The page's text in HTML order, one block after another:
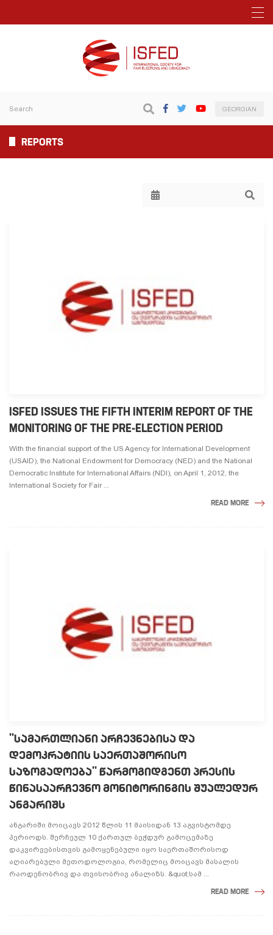
GEORGIAN
REPORTS
ISFED ISSUES THE FIFTH INTERIM REPORT OF THE
MONITORING OF THE PRE-ELECTION PERIOD
With the financial support of the US Agency for International Development
(USAID), the National Endowment for Democracy (NED) and the National
Democratic Institute for International Affairs (NDI), on April 1, 2012, the
International Society for Fair ...
READ MORE
"ᲡᲐᲛᲐᲠᲗᲚᲘᲐᲜᲘ ᲐᲠᲩᲔᲕᲜᲔᲑᲘᲡᲐ ᲓᲐ
ᲓᲔᲛᲝᲙᲠᲐᲢᲘᲘᲡ ᲡᲐᲔᲠᲗᲐᲨᲝᲠᲘᲡᲝ
ᲡᲐᲖᲝᲒᲐᲓᲝᲔᲑᲐ" ᲬᲐᲠᲛᲝᲒᲘᲓᲒᲔᲜᲗ ᲞᲠᲔᲡᲘᲡ
ᲬᲘᲜᲐᲡᲐᲐᲠᲩᲔᲕᲜᲝ ᲛᲝᲜᲘᲢᲝᲠᲘᲜᲒᲘᲡ ᲨᲣᲐᲚᲔᲓᲣᲠ
ᲐᲜᲒᲐᲠᲘᲨᲡ
ანგარიში მოიცავს 2012 წლის 11 მაისიდან 13 აგვისტომდე
პერიოდს. შერჩეულ 10 ქართულ ბეჭდურ გამოცემაზე
დაკვირვებისთვის გამოყენებული იყო საერთაშორისოდ
აღიარებული მეთოდოლოგია, რომელიც მოიცავს მასალის
რაოდენობრივ და თვისობრივ ანალიზს. &quot;სამ ...
READ MORE